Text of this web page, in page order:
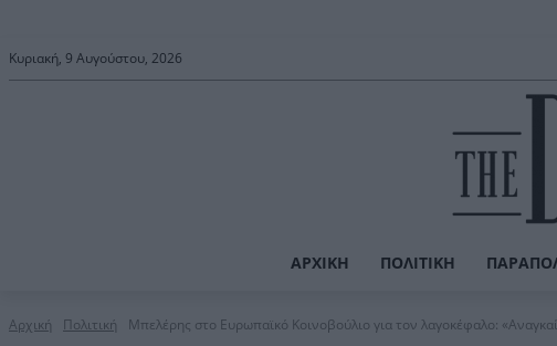
Κυριακή, 9 Αυγούστου, 2026
ΑΡΧΙΚΉ ΠΟΛΙΤΙΚΉ
Αρχική Πολιτική Μπελέρης στο Ευρωπαϊκό Κοινοβούλιο για τον λαγοκέφαλο: